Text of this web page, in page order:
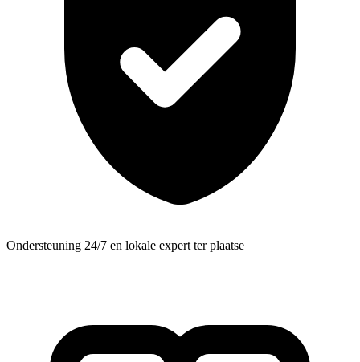
Ondersteuning 24/7 en lokale expert ter plaatse